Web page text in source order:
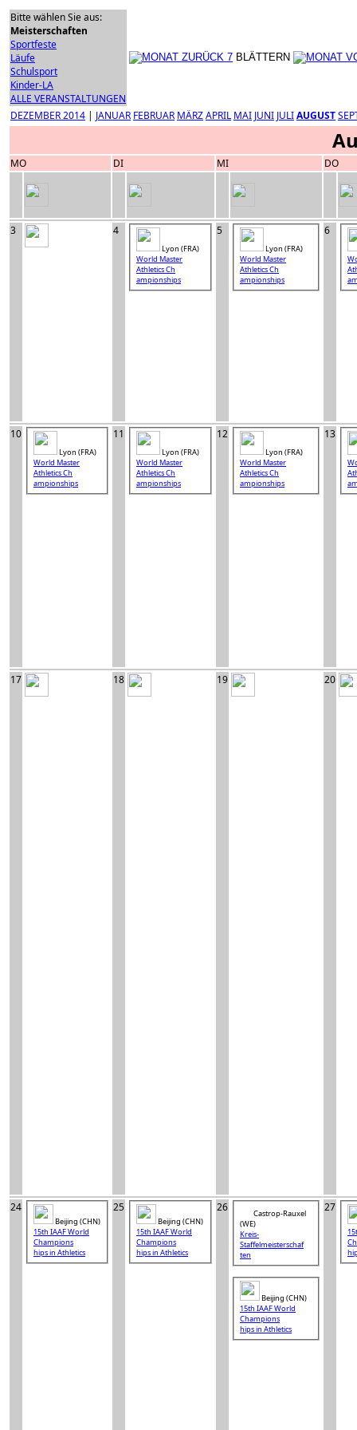
Bitte wählen Sie aus:
Meisterschaften
Sportfeste
Läufe
Schulsport
Kinder-LA
ALLE VERANSTALTUNGEN
BLÄTTERN
DEZEMBER 2014 | JANUAR FEBRUAR MÄRZAPRIL MAI JUNI JULIAUGUST
MO DI MI DO
3 4
Lyon (FRA)
World Master
Athletics Ch
ampionships
5
Lyon (FRA)
World Master
Athletics Ch
ampionships
6
10
Lyon (FRA)
World Master
Athletics Ch
ampionships
11
Lyon (FRA)
World Master
Athletics Ch
ampionships
12
Lyon (FRA)
World Master
Athletics Ch
ampionships
13
17 18 19 20
24
Beijing (CHN)
15th IAAF World
Champions
hips in Athletics
25
Beijing (CHN)
15th IAAF World
Champions
hips in Athletics
26
Castrop-Rauxel
(WE)
Kreis-
Staffelmeisterschaf
ten
Beijing (CHN)
15th IAAF World
Champions
hips in Athletics
27